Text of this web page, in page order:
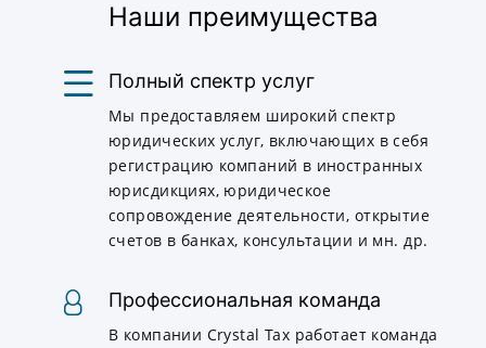
Наши преимущества
Полный спектр услуг
Мы предоставляем широкий спектр
юридических услуг, включающих в себя
регистрацию компаний в иностранных
юрисдикциях, юридическое
сопровождение деятельности, открытие
счетов в банках, консультации и мн. др.
Профессиональная команда
В компании Crystal Tax работает команда